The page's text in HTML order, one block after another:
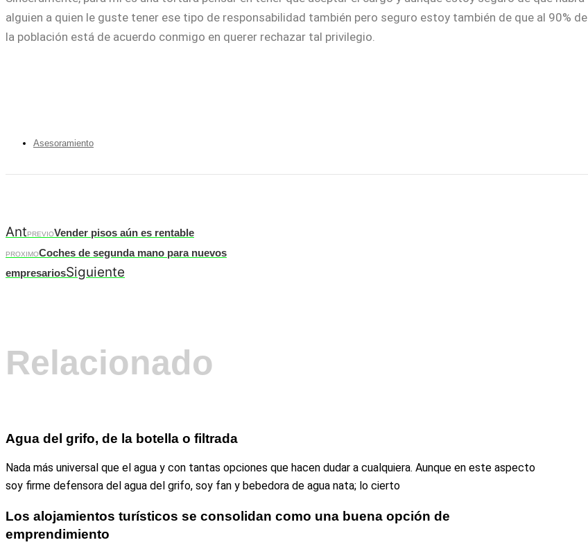
alguien a quien le guste tener ese tipo de responsabilidad también pero seguro estoy también de que al 90% de
la población está de acuerdo conmigo en querer rechazar tal privilegio.
Asesoramiento
AntPREVIOVender pisos aún es rentable
PROXIMOCoches de segunda mano para nuevos
empresariosSiguiente
Relacionado
Agua del grifo, de la botella o filtrada
Nada más universal que el agua y con tantas opciones que hacen dudar a cualquiera. Aunque en este aspecto
soy firme defensora del agua del grifo, soy fan y bebedora de agua nata; lo cierto
Los alojamientos turísticos se consolidan como una buena opción de
emprendimiento